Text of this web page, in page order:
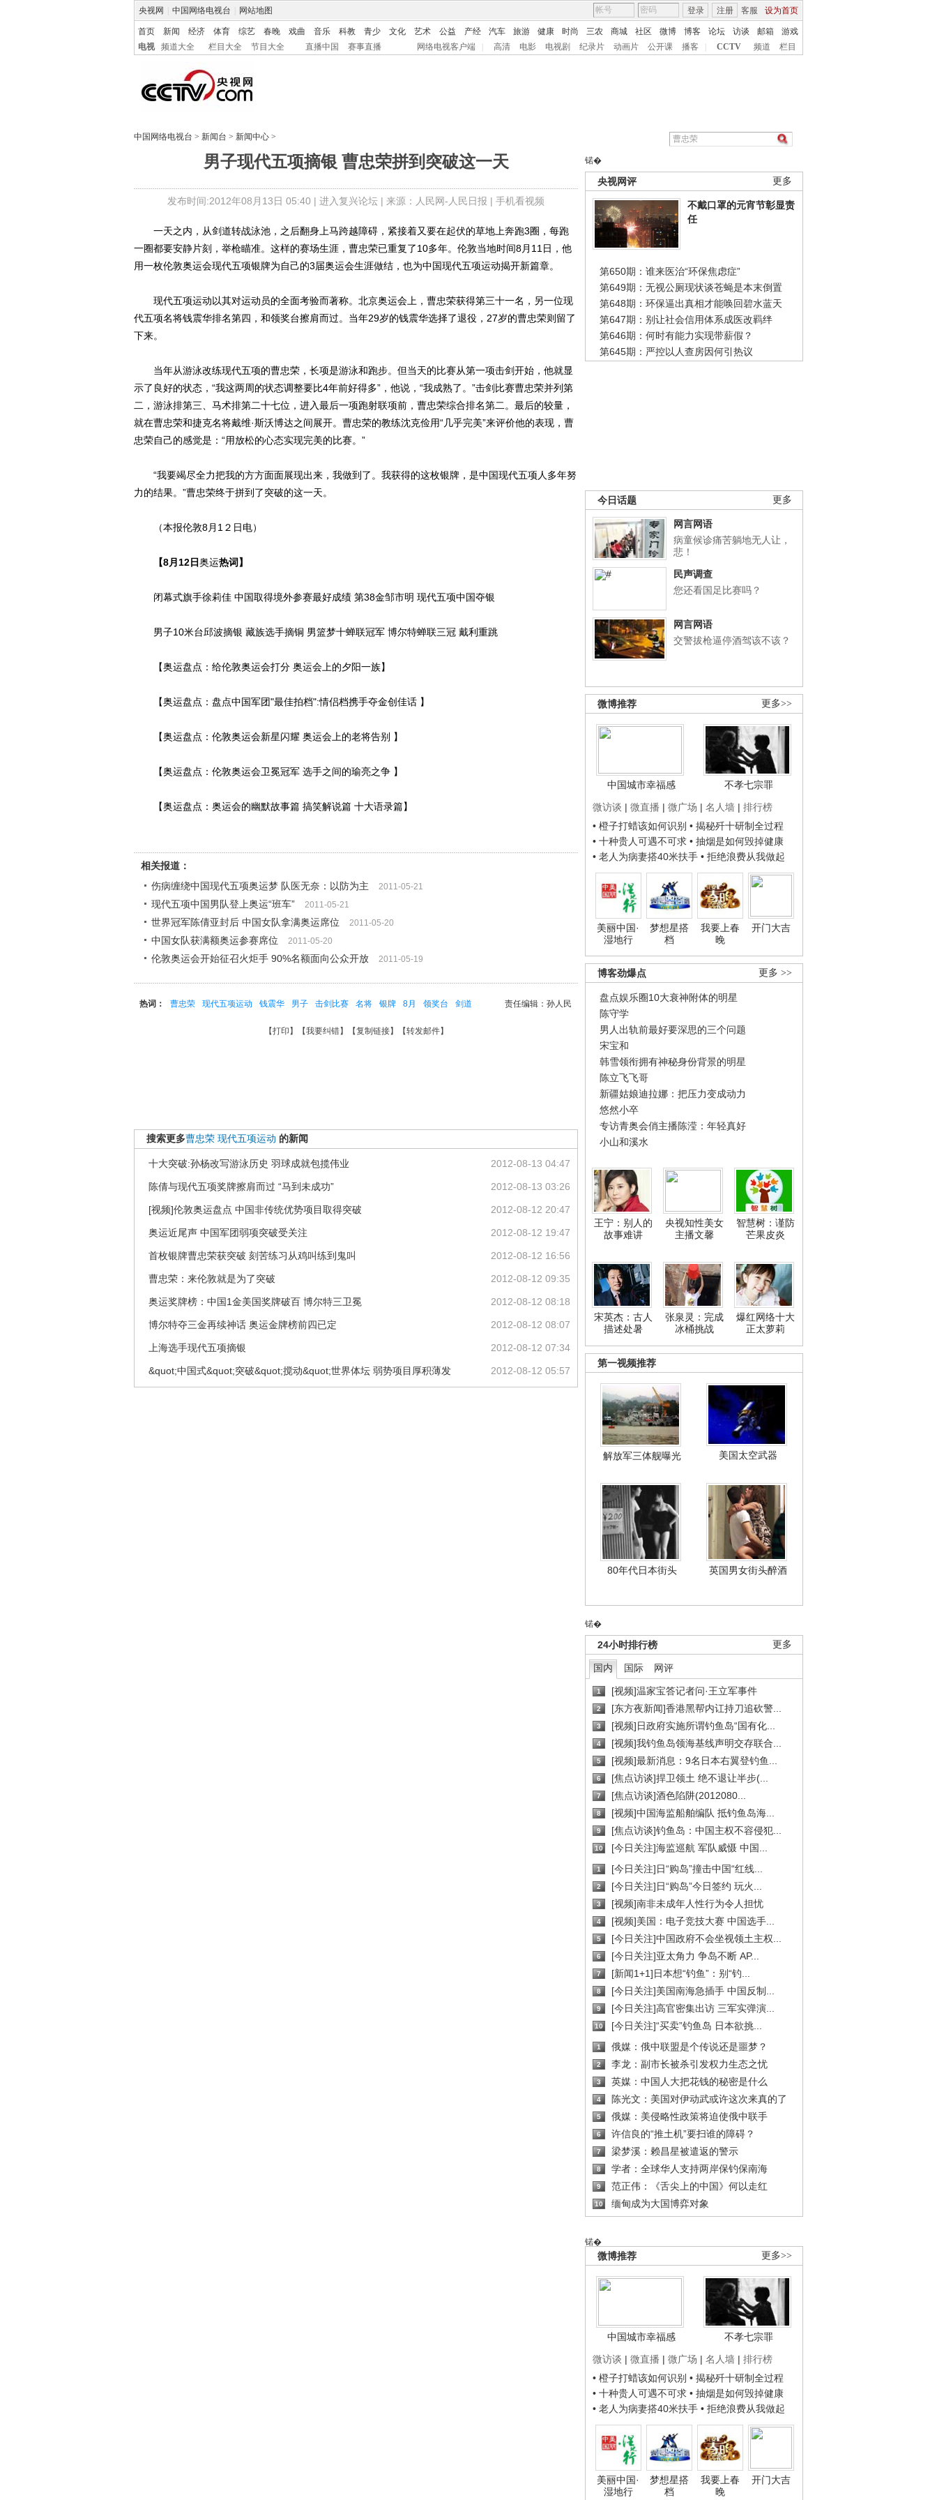
央视网 中国网络电视台 网站地图 客服 设为首页
登录 注册
首页 新闻 经济 体育 综艺 春晚 戏曲 音乐 科教 青少 文化 艺术 公益 产经 汽车 旅游 健康 时尚 三农 商城 社区 微博 博客 论坛 访谈 邮箱
游戏
电视
频道大全 栏目大全 节目大全 直播中国 赛事直播 网络电视客户端 高清 电影 电视剧 纪录片 动画片 公开课 播客 CCTV 频道 栏目
中国网络电视台 > 新闻台 > 新闻中心 >
男子现代五项摘银 曹忠荣拼到突破这一天
发布时间:2012年08月13日 05:40 | 进入复兴论坛 | 来源：人民网-人民日报 | 手机看视频
锘�
更多
央视网评
不戴口罩的元宵节彰显责
任
第650期：谁来医治“环保焦虑症”
第649期：无视公厕现状谈苍蝇是本末倒置
第648期：环保逼出真相才能唤回碧水蓝天
第647期：别让社会信用体系成医改羁绊
第646期：何时有能力实现带薪假？
第645期：严控以人查房因何引热议
更多
今日话题
网言网语
病童候诊痛苦躺地无人让，
悲！
民声调查
您还看国足比赛吗？
网言网语
交警拔枪逼停酒驾该不该？
更多>>
微博推荐
中国城市幸福感
不孝七宗罪
微访谈 | 微直播 | 微广场 | 名人墙 | 排行榜
• 橙子打蜡该如何识别 • 揭秘歼十研制全过程
• 十种贵人可遇不可求 • 抽烟是如何毁掉健康
• 老人为病妻搭40米扶手 • 拒绝浪费从我做起
美丽中国·
湿地行
梦想星搭
档
我要上春
晚
开门大吉
更多 >>
博客劲爆点
盘点娱乐圈10大衰神附体的明星
陈守学
男人出轨前最好要深思的三个问题
宋宝和
韩雪领衔拥有神秘身份背景的明星
陈立飞飞哥
新疆姑娘迪拉娜：把压力变成动力
悠然小卒
专访青奥会俏主播陈滢：年轻真好
小山和溪水
王宁：别人的
故事难讲
央视知性美女
主播文馨
智慧树：谨防
芒果皮炎
宋英杰：古人
描述处暑
张泉灵：完成
冰桶挑战
爆红网络十大
正太萝莉
第一视频推荐
解放军三体舰曝光 美国太空武器
80年代日本街头 英国男女街头醉酒
锘�
更多
24小时排行榜
国内 国际 网评
1 [视频]温家宝答记者问·王立军事件
2 [东方夜新闻]香港黑帮内讧持刀追砍警...
3 [视频]日政府实施所谓钓鱼岛“国有化...
4 [视频]我钓鱼岛领海基线声明交存联合...
5 [视频]最新消息：9名日本右翼登钓鱼...
6 [焦点访谈]捍卫领土 绝不退让半步(...
7 [焦点访谈]酒色陷阱(2012080...
8 [视频]中国海监船舶编队 抵钓鱼岛海...
9 [焦点访谈]钓鱼岛：中国主权不容侵犯...
10 [今日关注]海监巡航 军队威慑 中国...
1 [今日关注]日“购岛”撞击中国“红线...
2 [今日关注]日“购岛”今日签约 玩火...
3 [视频]南非未成年人性行为令人担忧
4 [视频]美国：电子竞技大赛 中国选手...
5 [今日关注]中国政府不会坐视领土主权...
6 [今日关注]亚太角力 争岛不断 AP...
7 [新闻1+1]日本想“钓鱼”：别“钓...
8 [今日关注]美国南海急插手 中国反制...
9 [今日关注]高官密集出访 三军实弹演...
10 [今日关注]“买卖”钓鱼岛 日本欲挑...
1 俄媒：俄中联盟是个传说还是噩梦？
2 李龙：副市长被杀引发权力生态之忧
3 英媒：中国人大把花钱的秘密是什么
4 陈光文：美国对伊动武或许这次来真的了
5 俄媒：美侵略性政策将迫使俄中联手
6 许信良的“推土机”要扫谁的障碍？
7 梁梦溪：赖昌星被遣返的警示
8 学者：全球华人支持两岸保钓保南海
9 范正伟：《舌尖上的中国》何以走红
10 缅甸成为大国博弈对象
锘�
更多>>
微博推荐
中国城市幸福感
不孝七宗罪
微访谈 | 微直播 | 微广场 | 名人墙 | 排行榜
• 橙子打蜡该如何识别 • 揭秘歼十研制全过程
• 十种贵人可遇不可求 • 抽烟是如何毁掉健康
• 老人为病妻搭40米扶手 • 拒绝浪费从我做起
美丽中国·
湿地行
梦想星搭
档
我要上春
晚
开门大吉
一天之内，从剑道转战泳池，之后翻身上马跨越障碍，紧接着又要在起伏的草地上奔跑3圈，每跑
一圈都要安静片刻，举枪瞄准。这样的赛场生涯，曹忠荣已重复了10多年。伦敦当地时间8月11日，他
用一枚伦敦奥运会现代五项银牌为自己的3届奥运会生涯做结，也为中国现代五项运动揭开新篇章。
现代五项运动以其对运动员的全面考验而著称。北京奥运会上，曹忠荣获得第三十一名，另一位现
代五项名将钱震华排名第四，和领奖台擦肩而过。当年29岁的钱震华选择了退役，27岁的曹忠荣则留了
下来。
当年从游泳改练现代五项的曹忠荣，长项是游泳和跑步。但当天的比赛从第一项击剑开始，他就显
示了良好的状态，“我这两周的状态调整要比4年前好得多”，他说，“我成熟了。”击剑比赛曹忠荣并列第
二，游泳排第三、马术排第二十七位，进入最后一项跑射联项前，曹忠荣综合排名第二。最后的较量，
就在曹忠荣和捷克名将戴维·斯沃博达之间展开。曹忠荣的教练沈克俭用“几乎完美”来评价他的表现，曹
忠荣自己的感觉是：“用放松的心态实现完美的比赛。”
“我要竭尽全力把我的方方面面展现出来，我做到了。我获得的这枚银牌，是中国现代五项人多年努
力的结果。”曹忠荣终于拼到了突破的这一天。
（本报伦敦8月1２日电）
【8月12日奥运热词】
闭幕式旗手徐莉佳 中国取得境外参赛最好成绩 第38金邹市明 现代五项中国夺银
男子10米台邱波摘银 藏族选手摘铜 男篮梦十蝉联冠军 博尔特蝉联三冠 戴利重跳
【奥运盘点：给伦敦奥运会打分 奥运会上的夕阳一族】
【奥运盘点：盘点中国军团"最佳拍档":情侣档携手夺金创佳话 】
【奥运盘点：伦敦奥运会新星闪耀 奥运会上的老将告别 】
【奥运盘点：伦敦奥运会卫冕冠军 选手之间的瑜亮之争 】
【奥运盘点：奥运会的幽默故事篇 搞笑解说篇 十大语录篇】
相关报道：
伤病缠绕中国现代五项奥运梦 队医无奈：以防为主
2011-05-21
现代五项中国男队登上奥运“班车” 2011-05-21
世界冠军陈倩亚封后 中国女队拿满奥运席位 2011-05-20
中国女队获满额奥运参赛席位 2011-05-20
伦敦奥运会开始征召火炬手 90%名额面向公众开放 2011-05-19
责任编辑：孙人民
热词： 曹忠荣 现代五项运动 钱震华 男子 击剑比赛 名将 银牌 8月 领奖台 剑道
【打印 】【我要纠错】【复制链接】【转发邮件】
搜索更多曹忠荣 现代五项运动 的新闻
2012-08-13 04:47
十大突破:孙杨改写游泳历史 羽球成就包揽伟业
2012-08-13 03:26
陈倩与现代五项奖牌擦肩而过 “马到未成功”
2012-08-12 20:47
[视频]伦敦奥运盘点 中国非传统优势项目取得突破
2012-08-12 19:47
奥运近尾声 中国军团弱项突破受关注
2012-08-12 16:56
首枚银牌曹忠荣获突破 刻苦练习从鸡叫练到鬼叫
2012-08-12 09:35
曹忠荣：来伦敦就是为了突破
2012-08-12 08:18
奥运奖牌榜：中国1金美国奖牌破百 博尔特三卫冕
2012-08-12 08:07
博尔特夺三金再续神话 奥运金牌榜前四已定
2012-08-12 07:34
上海选手现代五项摘银
2012-08-12 05:57
&quot;中国式&quot;突破&quot;搅动&quot;世界体坛 弱势项目厚积薄发